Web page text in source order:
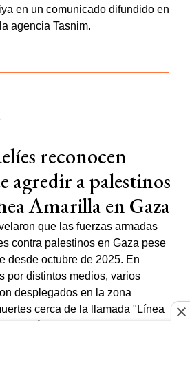
en un comunicado difundido en
agencia Tasnim.
reconocen
agredir a palestinos
Amarilla en Gaza
que las fuerzas armadas
contra palestinos en Gaza pese
desde octubre de 2025. En
por distintos medios, varios
desplegados en la zona
cerca de la llamada "Línea